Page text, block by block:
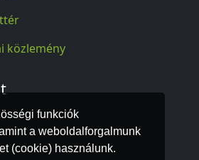
funkciók
a weboldalforgalmunk
(cookie) használunk.
közlemény